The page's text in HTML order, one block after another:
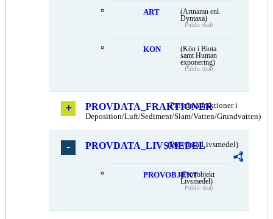
ART
(Artnamn enl.
Dyntaxa)
Public draft
KON
(Kön i Biota
samt Human
exponering)
Public draft
PROVDATA_FRAKTIONER
(Provdata fraktioner i
Deposition/Luft/Sediment/Slam/Vatten/Grundvatten)
PROVDATA_LIVSMEDEL
(Provdata Livsmedel)
PROVOBJEKT(Provobjekt
Livsmedel)
Public draft